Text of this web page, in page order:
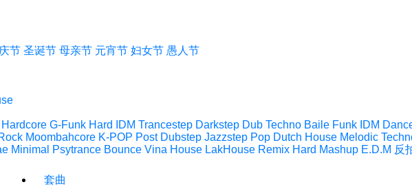
节 圣诞节 母亲节 元宵节 妇女节 愚人节
G-Funk Hard IDM Trancestep Darkstep Dub Techno Baile Funk IDM
Moombahcore K-POP Post Dubstep Jazzstep Pop Dutch House Melodic
Minimal Psytrance Bounce Vina House LakHouse Remix Hard Mashup E.D.M 反
套曲